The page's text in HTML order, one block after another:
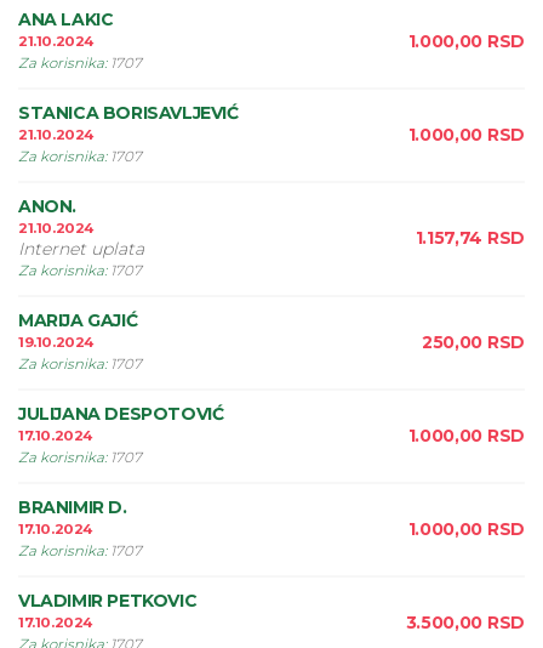
ANA LAKIC
21.10.2024
Za korisnika: 1707
1.000,00 RSD
STANICA BORISAVLJEVIĆ
21.10.2024
Za korisnika: 1707
1.000,00 RSD
ANON.
21.10.2024
Internet uplata
Za korisnika: 1707
1.157,74 RSD
MARIJA GAJIĆ
19.10.2024
Za korisnika: 1707
250,00 RSD
JULIJANA DESPOTOVIĆ
17.10.2024
Za korisnika: 1707
1.000,00 RSD
BRANIMIR D.
17.10.2024
Za korisnika: 1707
1.000,00 RSD
VLADIMIR PETKOVIC
17.10.2024
Za korisnika: 1707
3.500,00 RSD